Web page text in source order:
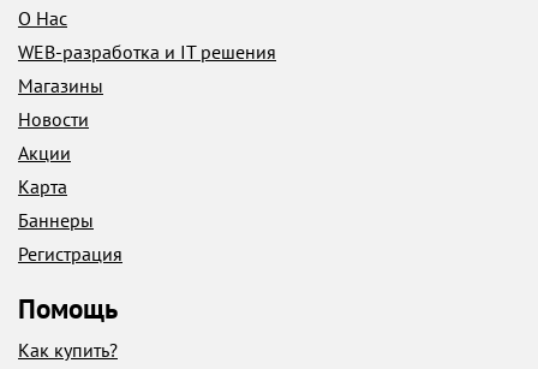
О Нас
WEB-разработка и IT решения
Магазины
Новости
Акции
Карта
Баннеры
Регистрация
Помощь
Как купить?